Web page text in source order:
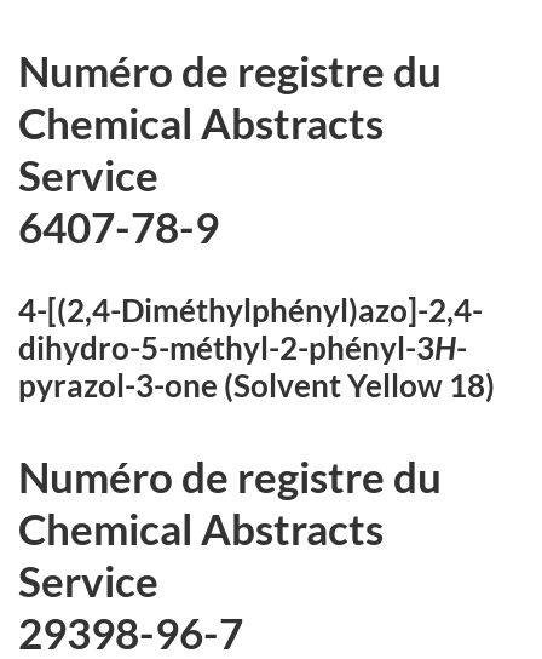
Numéro de registre du
Chemical Abstracts
Service
6407-78-9
4-[(2,4-Diméthylphényl)azo]-2,4-
dihydro-5-méthyl-2-phényl-3H-
pyrazol-3-one (Solvent Yellow 18)
Numéro de registre du
Chemical Abstracts
Service
29398-96-7